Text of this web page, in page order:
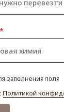
*
заполнения поля
Политикой